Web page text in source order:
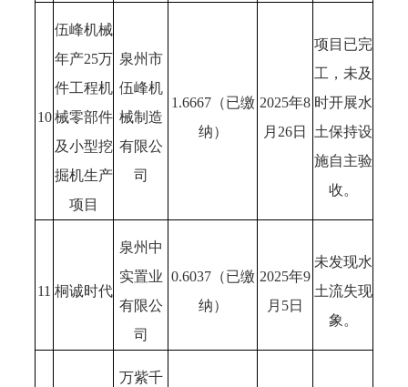
10
伍峰机械
年产25万
件工程机
械零部件
及小型挖
掘机生产
项目
泉州市
伍峰机
械制造
有限公
司
1.6667（已缴
纳）
2025年8
月26日
项目已完
工，未及
时开展水
土保持设
施自主验
收。
11 桐诚时代
泉州中
实置业
有限公
司
0.6037（已缴
纳）
2025年9
月5日
未发现水
土流失现
象。
万紫千